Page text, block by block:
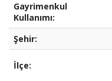
Gayrimenkul
Kullanımı:
Şehir:
İlçe: